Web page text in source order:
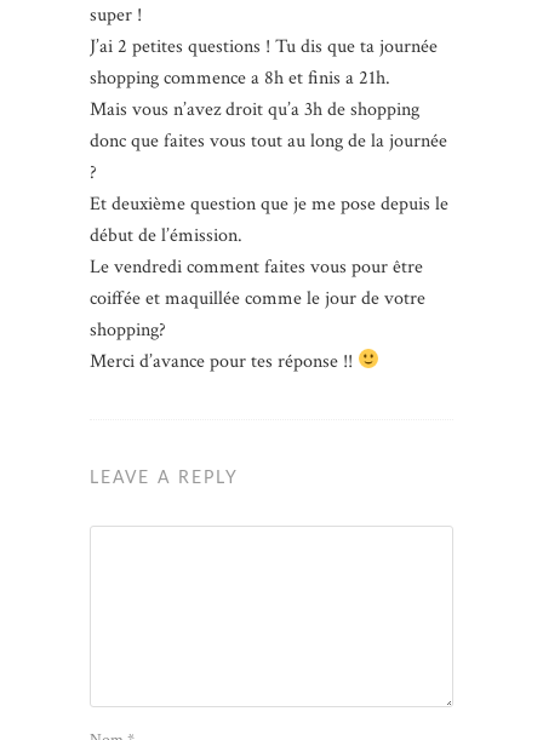
super !
J’ai 2 petites questions ! Tu dis que ta journée
shopping commence a 8h et finis a 21h.
Mais vous n’avez droit qu’a 3h de shopping
donc que faites vous tout au long de la journée
?
Et deuxième question que je me pose depuis le
début de l’émission.
Le vendredi comment faites vous pour être
coiffée et maquillée comme le jour de votre
shopping?
Merci d’avance pour tes réponse !!
LEAVE A REPLY